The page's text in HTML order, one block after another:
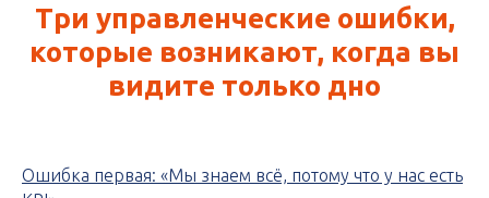
Три управленческие ошибки,
которые возникают, когда вы
видите только дно
Ошибка первая: «Мы знаем всё, потому что у нас есть